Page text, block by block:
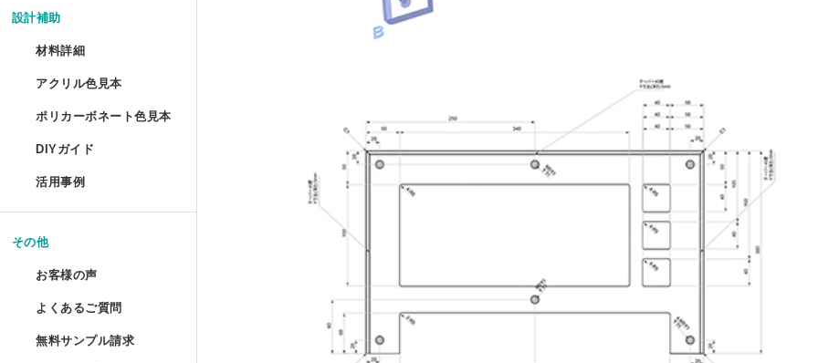
フォトフレーム ソリッドタイプ
賞状額 セミオーダー
コレクションフレーム セミオーダー
けんどん式アクリルケース ひな壇付き セミオーダー
箱型アクリルケース
鉄道模型Nゲージ用アクリルケース
けんどん式アクリルケース
ミニカー専用アクリルコレクションケース
アクリルキャビネット
コレクションテーブル
液晶テレビ保護パネル ベルトタイプ セミオーダー
液晶テレビ保護パネル セミオーダー
テーブルマット セミオーダー
バードケージケース 扉付き セミオーダー
爬虫類ケージ（水槽）
ハムスターケース
ハムスターケース セミオーダー
ドロップレット
マガジンハンガー
プライベート アクアリウム
ミズ・アカリ
UVインクジェット印刷
設計補助
材料詳細
ポリカーボネートの特性と種類
アクリルとポリカーボネートの違い
許容寸法公差と重量
アクリル色見本
ポリカーボネート色見本
DIYガイド
揃えておきたい基礎道具
活用事例
リフォーム/屋内外装飾
その他
お客様の声
よくあるご質問
フルオーダー（特注）
無料サンプル請求